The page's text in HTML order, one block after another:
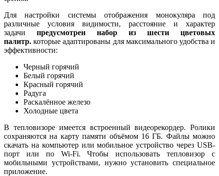
Для настройки системы отображения монокуляра под
различные условия видимости, расстояние и характер
задачи
предусмотрен набор из шести цветовых
палитр. которые адаптированы для максимального удобства и
эффективности:
Черный горячий
Белый горячий
Красный горячий
Радуга
Раскалённое железо
Холодные цвета
В тепловизоре имеется встроенный видеорекордер. Ролики
сохраняются на карту памяти объёмом 16 ГБ. Файлы можно
скачать на компьютер или мобильное устройство через USB-
порт или по Wi-Fi. Чтобы использовать тепловизор с
мобильными устройствами, нужно установить специальное
приложение.